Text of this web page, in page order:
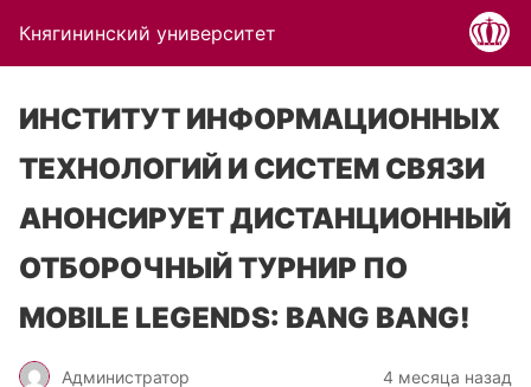
Княгининский университет
ИНСТИТУТ ИНФОРМАЦИОННЫХ
ТЕХНОЛОГИЙ И СИСТЕМ СВЯЗИ
АНОНСИРУЕТ ДИСТАНЦИОННЫЙ
ОТБОРОЧНЫЙ ТУРНИР ПО
MOBILE LEGENDS: BANG BANG!
Администратор 4 месяца назад